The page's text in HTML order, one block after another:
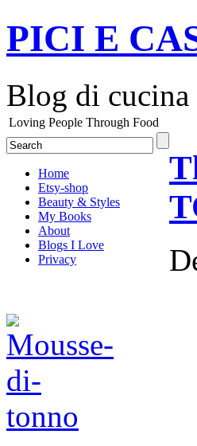
PICI E
Blog di cucina
Loving People Through Food
Home
Etsy-shop
Beauty & Styles
My Books
About
Blogs I Love
Privacy